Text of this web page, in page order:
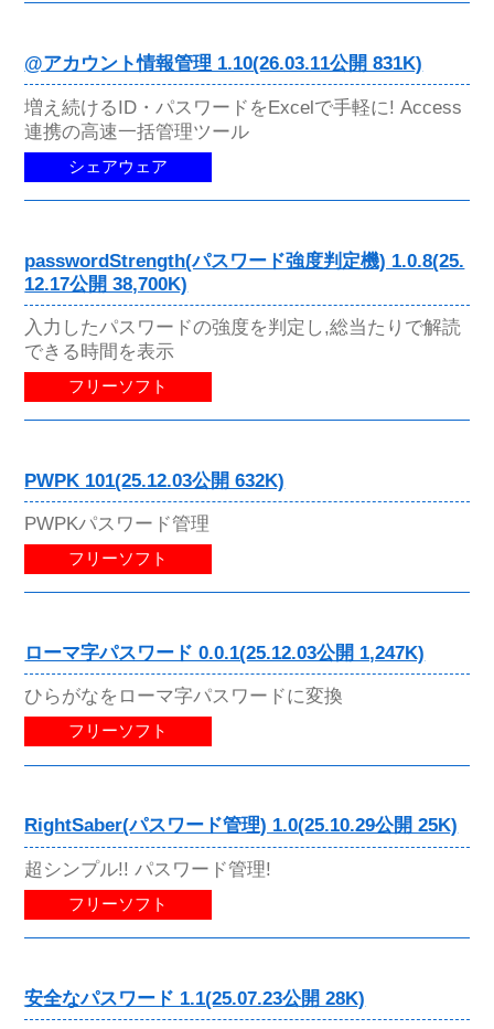
@アカウント情報管理 1.10(26.03.11公開 831K)
増え続けるID・パスワードをExcelで手軽に! Access
連携の高速一括管理ツール
シェアウェア
passwordStrength(パスワード強度判定機) 1.0.8(25.
12.17公開 38,700K)
入力したパスワードの強度を判定し,総当たりで解読
できる時間を表示
フリーソフト
PWPK 101(25.12.03公開 632K)
PWPKパスワード管理
フリーソフト
ローマ字パスワード 0.0.1(25.12.03公開 1,247K)
ひらがなをローマ字パスワードに変換
フリーソフト
RightSaber(パスワード管理) 1.0(25.10.29公開 25K)
超シンプル!! パスワード管理!
フリーソフト
安全なパスワード 1.1(25.07.23公開 28K)